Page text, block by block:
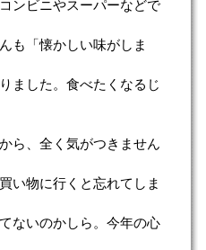
ンビニやスーパーなどで
も「懐かしい味がしま
ました。食べたくなるじ
ら、全く気がつきません
い物に行くと忘れてしま
ないのかしら。今年の心